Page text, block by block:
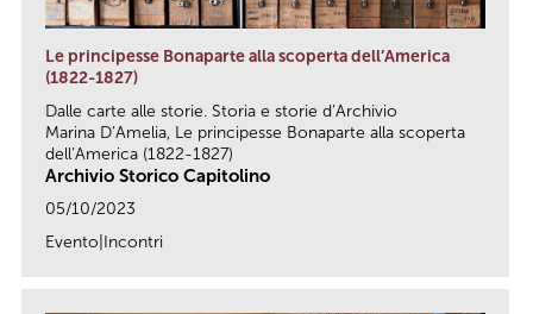
Le principesse Bonaparte alla scoperta dell’America
(1822-1827)
Dalle carte alle storie. Storia e storie d’Archivio
Marina D’Amelia, Le principesse Bonaparte alla scoperta
dell’America (1822-1827)
Archivio Storico Capitolino
05/10/2023
Evento|Incontri